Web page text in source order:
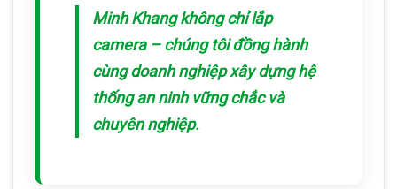
Minh Khang không chỉ lắp
camera – chúng tôi đồng hành
cùng doanh nghiệp xây dựng hệ
thống an ninh vững chắc và
chuyên nghiệp.